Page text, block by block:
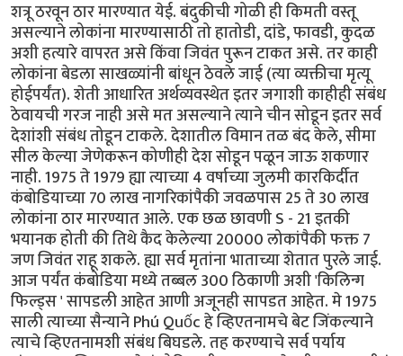
शत्रू ठरवून ठार मारण्यात येई. बंदुकीची गोळी ही किमती वस्तू
असल्याने लोकांना मारण्यासाठी तो हातोडी, दांडे, फावडी, कुदळ
अशी हत्यारे वापरत असे किंवा जिवंत पुरून टाकत असे. तर काही
लोकांना बेडला साखळ्यांनी बांधून ठेवले जाई (त्या व्यक्तीचा मृत्यू
होईपर्यंत). शेती आधारित अर्थव्यवस्थेत इतर जगाशी काहीही संबंध
ठेवायची गरज नाही असे मत असल्याने त्याने चीन सोडून इतर सर्व
देशांशी संबंध तोडून टाकले. देशातील विमान तळ बंद केले, सीमा
सील केल्या जेणेकरून कोणीही देश सोडून पळून जाऊ शकणार
नाही. 1975 ते 1979 ह्या त्याच्या 4 वर्षाच्या जुलमी कारकिर्दीत
कंबोडियाच्या 70 लाख नागरिकांपैकी जवळपास 25 ते 30 लाख
लोकांना ठार मारण्यात आले. एक छळ छावणी S - 21 इतकी
भयानक होती की तिथे कैद केलेल्या 20000 लोकांपैकी फक्त 7
जण जिवंत राहू शकले. ह्या सर्व मृतांना भाताच्या शेतात पुरले जाई.
आज पर्यंत कंबोडिया मध्ये तब्बल 300 ठिकाणी अशी 'किलिन्ग
फिल्ड्स ' सापडली आहेत आणी अजूनही सापडत आहेत. मे 1975
साली त्याच्या सैन्याने Phú Quốc हे व्हिएतनामचे बेट जिंकल्याने
त्याचे व्हिएतनामशी संबंध बिघडले. तह करण्याचे सर्व पर्याय